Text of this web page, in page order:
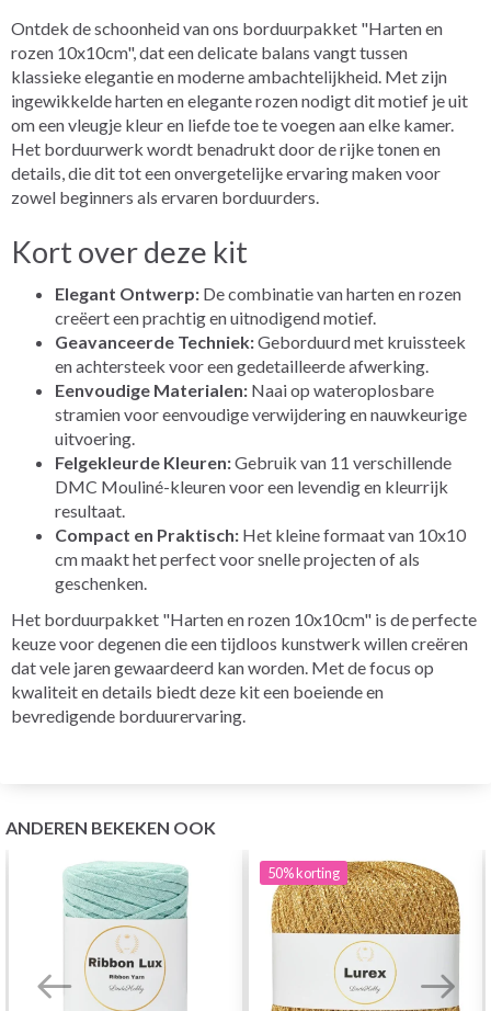
Ontdek de schoonheid van ons borduurpakket "Harten en
rozen 10x10cm", dat een delicate balans vangt tussen
klassieke elegantie en moderne ambachtelijkheid. Met zijn
ingewikkelde harten en elegante rozen nodigt dit motief je uit
om een vleugje kleur en liefde toe te voegen aan elke kamer.
Het borduurwerk wordt benadrukt door de rijke tonen en
details, die dit tot een onvergetelijke ervaring maken voor
zowel beginners als ervaren borduurders.
Kort over deze kit
Elegant Ontwerp: De combinatie van harten en rozen
creëert een prachtig en uitnodigend motief.
Geavanceerde Techniek:Geborduurd met kruissteek
en achtersteek voor een gedetailleerde afwerking.
Eenvoudige Materialen: Naai op wateroplosbare
stramien voor eenvoudige verwijdering en nauwkeurige
uitvoering.
Felgekleurde Kleuren:Gebruik van 11 verschillende
DMC Mouliné-kleuren voor een levendig en kleurrijk
resultaat.
Compact en Praktisch: Het kleine formaat van 10x10
cm maakt het perfect voor snelle projecten of als
geschenken.
Het borduurpakket "Harten en rozen 10x10cm" is de perfecte
keuze voor degenen die een tijdloos kunstwerk willen creëren
dat vele jaren gewaardeerd kan worden. Met de focus op
kwaliteit en details biedt deze kit een boeiende en
bevredigende borduurervaring.
ANDEREN BEKEKEN OOK
50%korting